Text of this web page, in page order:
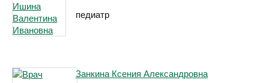
педиатр
Занкина Ксения Александровна